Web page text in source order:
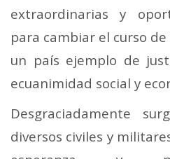
extraordinarias y
para cambiar el curso
un país ejemplo de
ecuanimidad social y
Desgraciadamente
diversos civiles y